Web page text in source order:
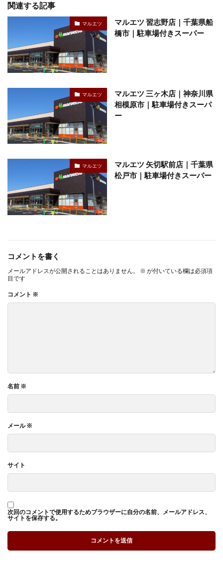
関連する記事
マルエツ
マルエツ 習志野店｜千葉県船
橋市｜駐車場付きスーパー
マルエツ
マルエツ 三ヶ木店｜神奈川県
相模原市｜駐車場付きスーパ
ー
マルエツ
マルエツ 矢切駅前店｜千葉県
松戸市｜駐車場付きスーパー
コメントを書く
メールアドレスが公開されることはありません。 ※ が付いている欄は必須項
目です
コメント ※
名前 ※
メール※
サイト
次回のコメントで使用するためブラウザーに自分の名前、メールアドレス、
サイトを保存する。